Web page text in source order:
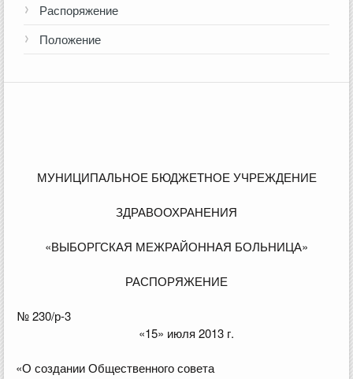
Распоряжение
Положение
МУНИЦИПАЛЬНОЕ БЮДЖЕТНОЕ УЧРЕЖДЕНИЕ
ЗДРАВООХРАНЕНИЯ
«ВЫБОРГСКАЯ МЕЖРАЙОННАЯ БОЛЬНИЦА»
РАСПОРЯЖЕНИЕ
№ 230/р-3
«15» июля 2013 г.
«О создании Общественного совета